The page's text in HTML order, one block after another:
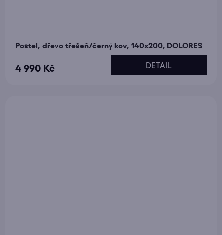
Postel, dřevo třešeň/černý kov, 140x200, DOLORES
4 990 Kč DETAIL